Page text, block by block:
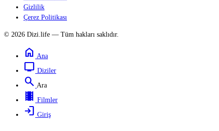
Gizlilik
Çerez Politikası
© 2026 Dizi.life — Tüm hakları saklıdır.
home Ana
tv Diziler
search Ara
local_movies Filmler
login Giriş